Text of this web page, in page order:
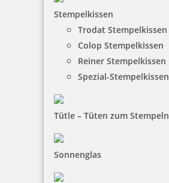
Stempelkissen
Trodat Stempelkissen
Colop Stempelkissen
Reiner Stempelkissen
Spezial-Stempelkissen
Tütle – Tüten zum Stempeln
Sonnenglas
HINWEISE
Versandinformationen
Zahlungsbedingungen
Bestellhinweise
INFORMATIONEN